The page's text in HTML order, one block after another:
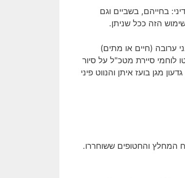
בחייהם, בשביים וגם
הזה ככל שניתן.
ערובה (חיים או מתים)
ביוני 1972, ושבמהלכו השתלטו לוחמי סיירת מטכ"ל על סיור
בטייסים, גדעון מגן בועז איתן והנווט פיני
המחלץ והחטופים ששוחררו.